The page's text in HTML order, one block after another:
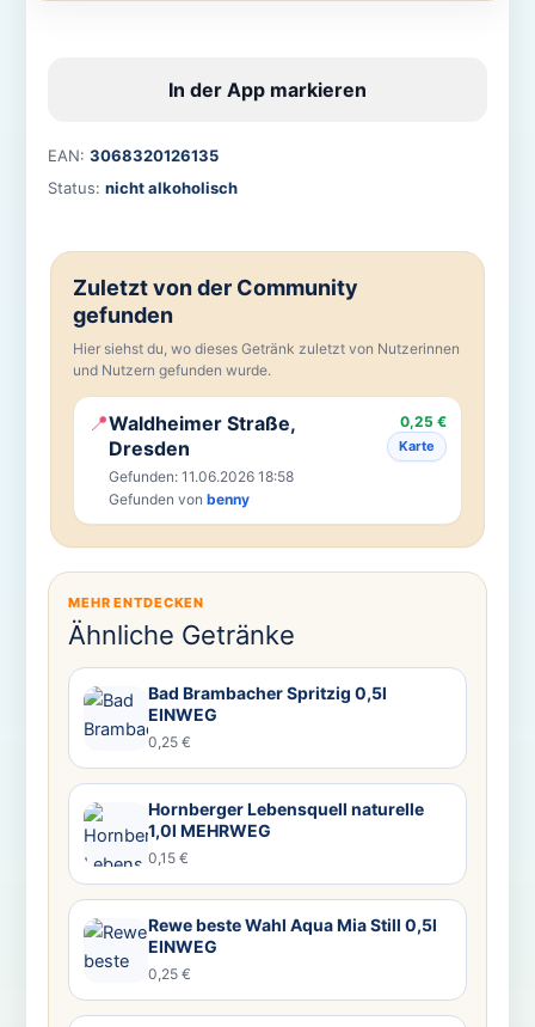
In der App markieren
EAN: 3068320126135
Status: nicht alkoholisch
Zuletzt von der Community
gefunden
Hier siehst du, wo dieses Getränk zuletzt von Nutzerinnen
und Nutzern gefunden wurde.
📍Waldheimer Straße,
Dresden
Gefunden: 11.06.2026 18:58
Gefunden von benny
0,25 €
Karte
MEHR ENTDECKEN
Ähnliche Getränke
Bad Brambacher Spritzig 0,5l
EINWEG
0,25 €
Hornberger Lebensquell naturelle
1,0l MEHRWEG
0,15 €
Rewe beste Wahl Aqua Mia Still 0,5l
EINWEG
0,25 €